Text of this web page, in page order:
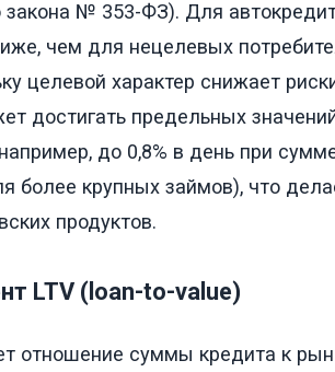
закона № 353-ФЗ). Для
чем для нецелевых
целевой характер снижает
достигать предельных
до 0,8% в день при
более крупных займов), что
продуктов.
LTV (loan-to-value)
отношение суммы кредита к